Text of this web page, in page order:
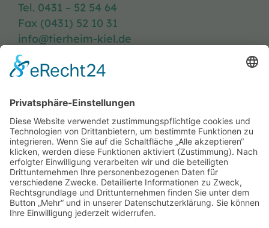
Tel. 0431 – 52 54 64
Fax (0431) 52 10 31
info@tierheim-kiel.de
Spenden
Kontakt & Anfahrt
Öffnungszeiten
Stellenangebote
FAQ
Impressum
Datenschutzerklärung